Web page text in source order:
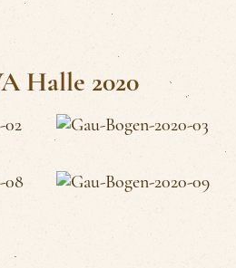
Halle 2020